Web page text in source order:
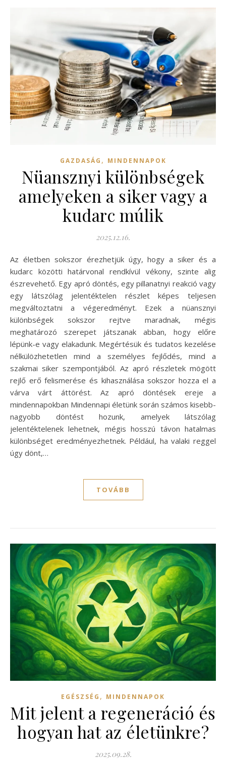
GAZDASÁG , MINDENNAPOK
Nüansznyi különbségek
amelyeken a siker vagy a
kudarc múlik
2025.12.16.
Az életben sokszor érezhetjük úgy, hogy a siker és a
kudarc közötti határvonal rendkívül vékony, szinte alig
észrevehető. Egy apró döntés, egy pillanatnyi reakció vagy
egy látszólag jelentéktelen részlet képes teljesen
megváltoztatni a végeredményt. Ezek a nüansznyi
különbségek sokszor rejtve maradnak, mégis
meghatározó szerepet játszanak abban, hogy előre
lépünk-e vagy elakadunk. Megértésük és tudatos kezelése
nélkülözhetetlen mind a személyes fejlődés, mind a
szakmai siker szempontjából. Az apró részletek mögött
rejlő erő felismerése és kihasználása sokszor hozza el a
várva várt áttörést. Az apró döntések ereje a
mindennapokban Mindennapi életünk során számos kisebb-
nagyobb döntést hozunk, amelyek látszólag
jelentéktelenek lehetnek, mégis hosszú távon hatalmas
különbséget eredményezhetnek. Például, ha valaki reggel
úgy dönt,…
TOVÁBB
EGÉSZSÉG , MINDENNAPOK
Mit jelent a regeneráció és
hogyan hat az életünkre?
2025.09.28.